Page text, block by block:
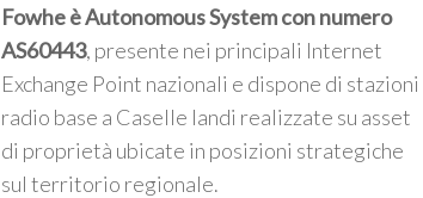
Fowhe è Autonomous System con numero
AS60443, presente nei principali Internet
Exchange Point nazionali e dispone di stazioni
radio base a Caselle landi realizzate su asset
di proprietà ubicate in posizioni strategiche
sul territorio regionale.